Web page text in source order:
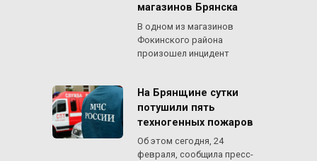
магазинов Брянска
В одном из магазинов
Фокинского района
произошел инцидент
На Брянщине сутки
потушили пять
техногенных пожаров
Об этом сегодня, 24
февраля, сообщила пресс-